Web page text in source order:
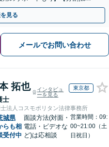
見る
メールでお問い合わせ
拓也
士
インタビュ
ーを見る
東京都
法人コスモポリタン法律事務所
城県
らも相
受付中
面談方法(対面・
電話・ビデオな
ど)は応相談
営業時間：09:
00~21:00（土
日祝日）